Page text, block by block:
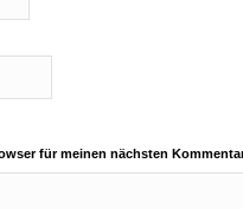
für meinen nächsten